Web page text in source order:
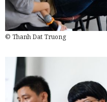
© Thanh Dat Truong